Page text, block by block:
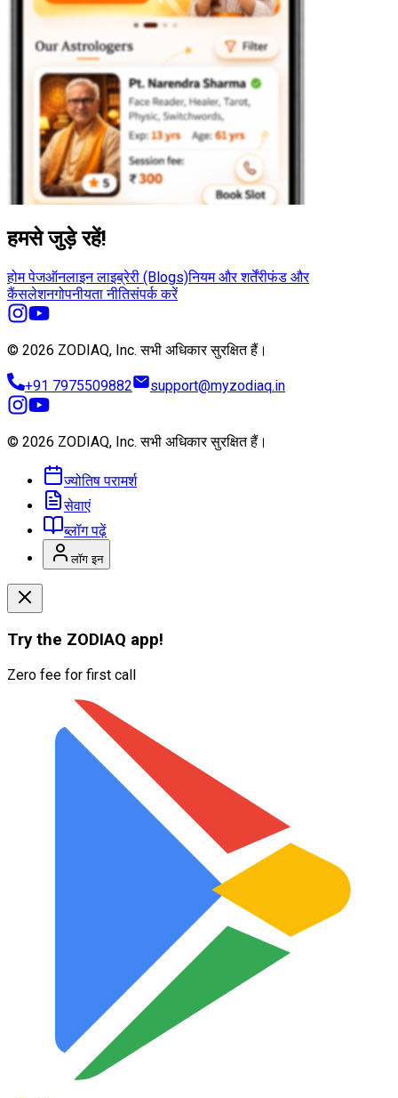
हमसे जुड़े रहें!
होम पेजऑनलाइन लाइब्रेरी (Blogs)नियम और शर्तेंरीफंड और
कैंसलेशनगोपनीयता नीतिसंपर्क करें
© 2026 ZODIAQ, Inc.सभी अधिकार सुरक्षित हैं।
+91 7975509882 support@myzodiaq.in
© 2026 ZODIAQ, Inc.सभी अधिकार सुरक्षित हैं।
ज्योतिष परामर्श
सेवाएं
ब्लॉग पढ़ें
लॉग इन
Try the ZODIAQ app!
Zero fee for first call